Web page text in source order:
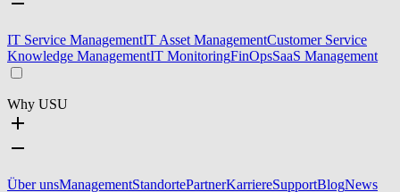
IT Service ManagementIT Asset ManagementCustomer Service
Knowledge ManagementIT MonitoringFinOpsSaaS Management
Why USU
Über unsManagementStandortePartnerKarriereSupportBlogNews